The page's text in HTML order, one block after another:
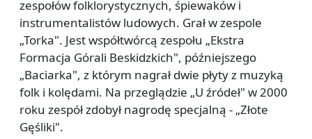
zespołów folklorystycznych, śpiewaków i
instrumentalistów ludowych. Grał w zespole
„Torka". Jest współtwórcą zespołu „Ekstra
Formacja Górali Beskidzkich", późniejszego
„Baciarka", z którym nagrał dwie płyty z muzyką
folk i kolędami. Na przeglądzie „U źródeł" w 2000
roku zespół zdobył nagrodę specjalną - „Złote
Gęśliki".